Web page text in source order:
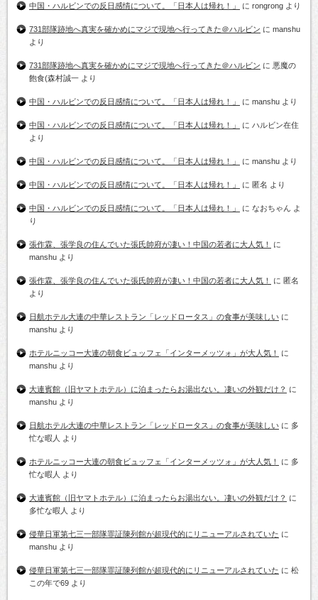
中国・ハルビンでの反日感情について。「日本人は帰れ！」 に rongrong より
731部隊跡地へ真実を確かめにマジで現地へ行ってきた＠ハルビン に manshu
より
731部隊跡地へ真実を確かめにマジで現地へ行ってきた＠ハルビン に 悪魔の
飽食(森村誠一 より
中国・ハルビンでの反日感情について。「日本人は帰れ！」 に manshu より
中国・ハルビンでの反日感情について。「日本人は帰れ！」 に ハルビン在住
より
中国・ハルビンでの反日感情について。「日本人は帰れ！」 に manshu より
中国・ハルビンでの反日感情について。「日本人は帰れ！」 に 匿名 より
中国・ハルビンでの反日感情について。「日本人は帰れ！」 に なおちゃん よ
り
張作霖、張学良の住んでいた張氏帥府が凄い！中国の若者に大人気！
に
manshu より
張作霖、張学良の住んでいた張氏帥府が凄い！中国の若者に大人気！ に 匿名
より
日航ホテル大連の中華レストラン「レッドロータス」の食事が美味しい に
manshu より
ホテルニッコー大連の朝食ビュッフェ「インターメッツォ」が大人気！
に
manshu より
大連賓館（旧ヤマトホテル）に泊まったらお湯出ない。凄いの外観だけ？ に
manshu より
日航ホテル大連の中華レストラン「レッドロータス」の食事が美味しい に 多
忙な暇人
より
ホテルニッコー大連の朝食ビュッフェ「インターメッツォ」が大人気！ に 多
忙な暇人
より
大連賓館（旧ヤマトホテル）に泊まったらお湯出ない。凄いの外観だけ？ に
多忙な暇人
より
侵華日軍第七三一部隊罪証陳列館が超現代的にリニューアルされていた に
manshu より
侵華日軍第七三一部隊罪証陳列館が超現代的にリニューアルされていた に 松
この年で69 より